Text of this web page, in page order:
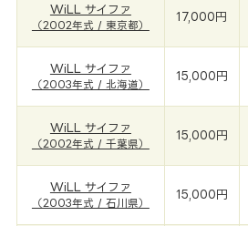
WiLL サイファ
（2002年式 / 東京都）
17,000円
WiLL サイファ
（2003年式 / 北海道）
15,000円
WiLL サイファ
（2002年式 / 千葉県）
15,000円
WiLL サイファ
（2003年式 / 石川県）
15,000円